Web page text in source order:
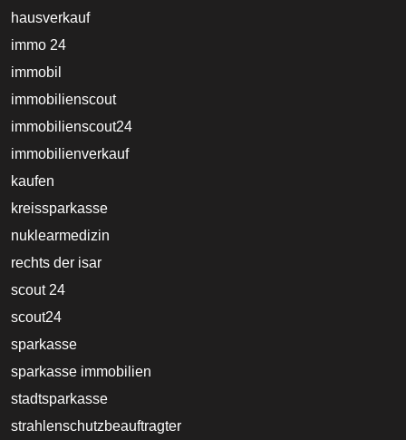
hausverkauf
immo 24
immobil
immobilienscout
immobilienscout24
immobilienverkauf
kaufen
kreissparkasse
nuklearmedizin
rechts der isar
scout 24
scout24
sparkasse
sparkasse immobilien
stadtsparkasse
strahlenschutzbeauftragter